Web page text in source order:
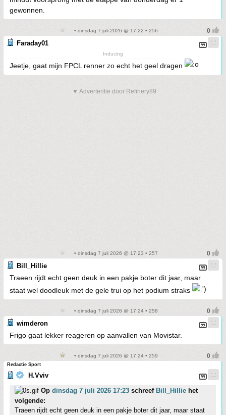
gewonnen.
• dinsdag 7 juli 2026 @ 17:22 • 256
Faraday01
Inducing
Jeetje, gaat mijn FPCL renner zo echt het geel dragen
▼ Advertentie door Refinery89
• dinsdag 7 juli 2026 @ 17:23 • 257
Bill_Hillie
Traeen rijdt echt geen deuk in een pakje boter dit jaar, maar
staat wel doodleuk met de gele trui op het podium straks
• dinsdag 7 juli 2026 @ 17:24 • 258
wimderon
Frigo gaat lekker reageren op aanvallen van Movistar.
• dinsdag 7 juli 2026 @ 17:24 • 259
Redactie Sport
H.Vviv
Op dinsdag 7 juli 2026 17:23 schreef Bill_Hillie het
volgende:
Traeen rijdt echt geen deuk in een pakje boter dit jaar, maar staat